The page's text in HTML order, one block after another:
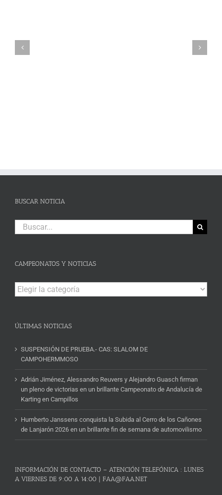
Adrián Jiménez, Alessandro Reuvers y Alejandro Guasch firman un
pleno de victorias en un brillante Campeonato de Andalucía de Karting
BUSCAR NOTICIA
Buscar:
CAMPEONATOS Y NOTICIAS
Campeonatos
y
ÚLTIMAS NOTICIAS
SUSPENSIÓN DE PRUEBA.- CAS: SLALOM DE
CAMPOHERMMOSO
Adrián Jiménez, Alessandro Reuvers y Alejandro Guasch firman
un pleno de victorias en un brillante Campeonato de Andalucía de
Karting en Campillos
Humberto Janssens conquista la Subida al Cerro de los Cañones
de Lanjarón 2026 en un brillante fin de semana de automovilismo
INFORMACIÓN DE CONTACTO – ATENCIÓN TELEFÓNICA : LUNES
A VIERNES DE 9:00 A 14:00 | FAA@FAA.NET